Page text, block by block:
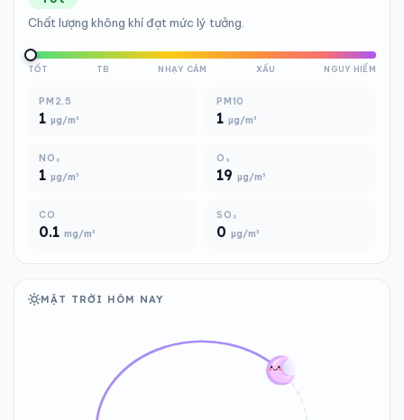
Chất lượng không khí đạt mức lý tưởng.
TỐT TB NHẠY CẢM XẤU NGUY HIỂM
PM2.5
1 µg/m³
PM10
1 µg/m³
NO₂
1 µg/m³
O₃
19 µg/m³
CO
0.1 mg/m³
SO₂
0 µg/m³
MẶT TRỜI HÔM NAY